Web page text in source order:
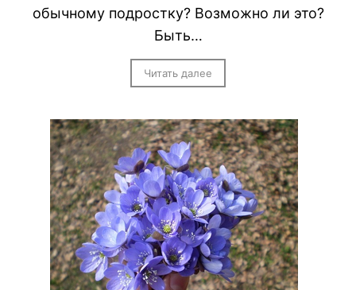
обычному подростку? Возможно ли это?
Быть…
Читать далее